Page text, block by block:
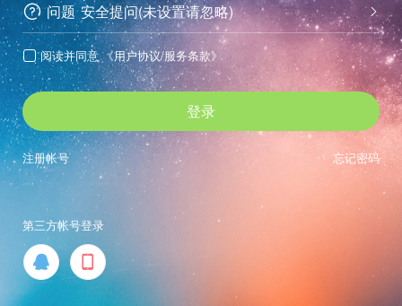
 问题 
安全提问(未设置请忽略)
 阅读并同意 《用户协议/服务条款》
登录
忘记密码
注册帐号
第三方帐号登录
 